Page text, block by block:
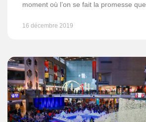
moment où l’on se fait la promesse que
16 décembre 2019